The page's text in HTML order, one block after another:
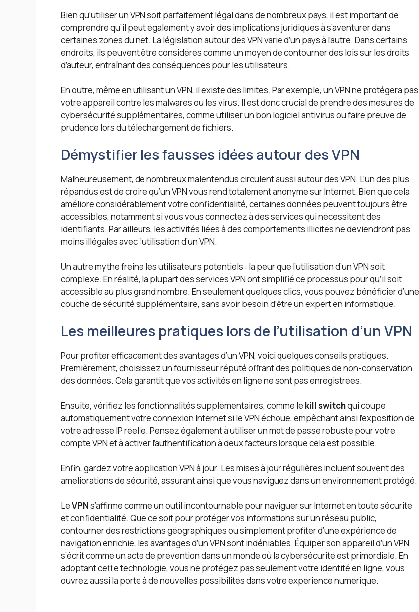
Bien qu’utiliser un VPN soit parfaitement légal dans de nombreux pays, il est important de
comprendre qu’il peut également y avoir des implications juridiques à s’aventurer dans
certaines zones du net. La législation autour des VPN varie d’un pays à l’autre. Dans certains
endroits, ils peuvent être considérés comme un moyen de contourner des lois sur les droits
d’auteur, entraînant des conséquences pour les utilisateurs.
En outre, même en utilisant un VPN, il existe des limites. Par exemple, un VPN ne protégera pas
votre appareil contre les malwares ou les virus. Il est donc crucial de prendre des mesures de
cybersécurité supplémentaires, comme utiliser un bon logiciel antivirus ou faire preuve de
prudence lors du téléchargement de fichiers.
Démystifier les fausses idées autour des VPN
Malheureusement, de nombreux malentendus circulent aussi autour des VPN. L’un des plus
répandus est de croire qu’un VPN vous rend totalement anonyme sur Internet. Bien que cela
améliore considérablement votre confidentialité, certaines données peuvent toujours être
accessibles, notamment si vous vous connectez à des services qui nécessitent des
identifiants. Par ailleurs, les activités liées à des comportements illicites ne deviendront pas
moins illégales avec l’utilisation d’un VPN.
Un autre mythe freine les utilisateurs potentiels : la peur que l’utilisation d’un VPN soit
complexe. En réalité, la plupart des services VPN ont simplifié ce processus pour qu’il soit
accessible au plus grand nombre. En seulement quelques clics, vous pouvez bénéficier d’une
couche de sécurité supplémentaire, sans avoir besoin d’être un expert en informatique.
Les meilleures pratiques lors de l’utilisation d’un VPN
Pour profiter efficacement des avantages d’un VPN, voici quelques conseils pratiques.
Premièrement, choisissez un fournisseur réputé offrant des politiques de non-conservation
des données. Cela garantit que vos activités en ligne ne sont pas enregistrées.
Ensuite, vérifiez les fonctionnalités supplémentaires, comme le kill switchqui coupe
automatiquement votre connexion Internet si le VPN échoue, empêchant ainsi l’exposition de
votre adresse IP réelle. Pensez également à utiliser un mot de passe robuste pour votre
compte VPN et à activer l’authentification à deux facteurs lorsque cela est possible.
Enfin, gardez votre application VPN à jour. Les mises à jour régulières incluent souvent des
améliorations de sécurité, assurant ainsi que vous naviguez dans un environnement protégé.
LeVPNs’affirme comme un outil incontournable pour naviguer sur Internet en toute sécurité
et confidentialité. Que ce soit pour protéger vos informations sur un réseau public,
contourner des restrictions géographiques ou simplement profiter d’une expérience de
navigation enrichie, les avantages d’un VPN sont indéniables. Équiper son appareil d’un VPN
s’écrit comme un acte de prévention dans un monde où la cybersécurité est primordiale. En
adoptant cette technologie, vous ne protégez pas seulement votre identité en ligne, vous
ouvrez aussi la porte à de nouvelles possibilités dans votre expérience numérique.